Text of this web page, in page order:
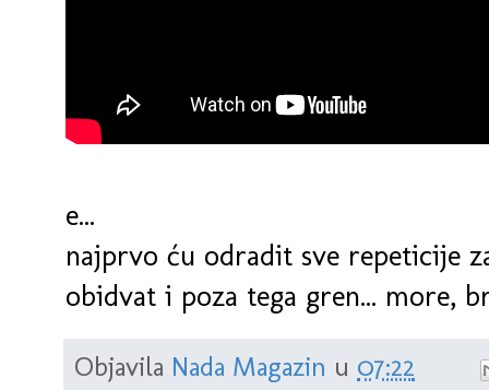
e...
najprvo ću odradit sve repeticije
obidvat i poza tega gren... more,
Objavila Nada Magazin u 07:22